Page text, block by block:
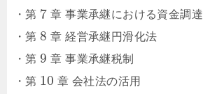
・第 7 章 事業承継における資金調達
・第 8 章 経営承継円滑化法
・第9 章 事業承継税制
・第 10 章 会社法の活用